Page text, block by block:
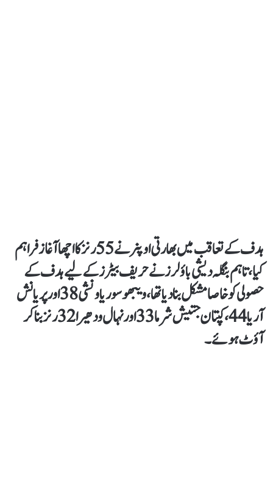
ہدف کےتعاقب میں بھارتی اوپنر نے 55 رنز کا اچھا آغاز فراہم
کیا، تاہم بنگلہ دیشی باؤلرز نے حریف بیٹرز کے لیے ہدف کے
حصولی کو خاصا مشکل بنا دیا تھا، ویبھو سوریا ونشی 38 اور پریانش
آریا 44، کپتان جتیش شرما 33 اور نہال ودھیرا 32 رنز بنا کر
آؤٹ ہوئے۔